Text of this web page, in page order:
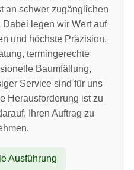
an schwer zugänglichen
legen wir Wert auf
und höchste Präzision.
termingerechte
Baumfällung,
Service sind für uns
Herausforderung ist zu
Ihren Auftrag zu
Ausführung